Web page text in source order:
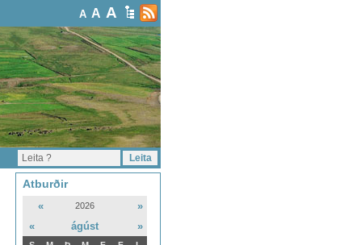
A A A
Atburðir
« 2026
»
«
ágúst »